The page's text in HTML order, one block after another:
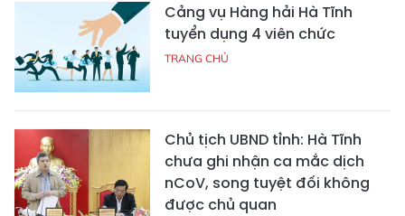
Cảng vụ Hàng hải Hà Tĩnh
tuyển dụng 4 viên chức
TRANG CHỦ
Chủ tịch UBND tỉnh: Hà Tĩnh
chưa ghi nhận ca mắc dịch
nCoV, song tuyệt đối không
được chủ quan